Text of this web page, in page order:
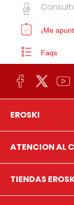
¡Me
Faqs
EROSKI
ATENCION AL
TIENDAS